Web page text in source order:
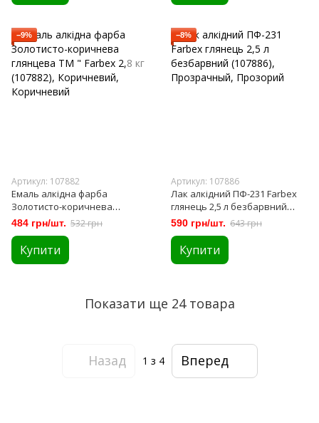
−9%
Артикул: 107882
Емаль алкідна фарба
Золотисто-коричнева
глянцева ТМ " Farbex 2,8 кг
(107882)
484 грн/шт. 532 грн
Купити
−8%
Артикул: 107886
Лак алкідний ПФ-231 Farbex
глянець 2,5 л безбарвний
(107886)
590 грн/шт. 643 грн
Купити
Показати ще 24 товара
Назад 1 з 4 Вперед